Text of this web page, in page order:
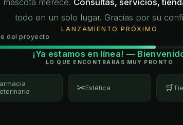
mascota merece. Consultas, servicios,
todo en un solo lugar. Gracias por su
LANZAMIENTO PRÓXIMO
del proyecto
¡Ya estamos en línea! —
LO QUE ENCONTRARÁS MUY PRONTO
✂️Estética 🛒